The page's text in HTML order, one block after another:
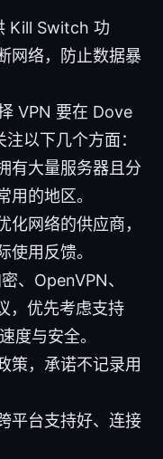
Kill Switch 功
网络，防止数据暴
VPN 要在 Dove
以下几个方面：
有大量服务器且分
用的地区。
化网络的供应商，
使用反馈。
、OpenVPN、
，优先考虑支持
度与安全。
策，承诺不记录用
平台支持好、连接